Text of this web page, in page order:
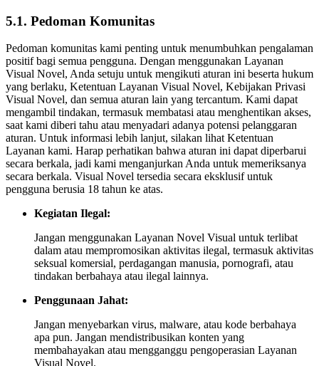
5.1. Pedoman Komunitas
Pedoman komunitas kami penting untuk menumbuhkan pengalaman
positif bagi semua pengguna. Dengan menggunakan Layanan
Visual Novel, Anda setuju untuk mengikuti aturan ini beserta hukum
yang berlaku, Ketentuan Layanan Visual Novel, Kebijakan Privasi
Visual Novel, dan semua aturan lain yang tercantum. Kami dapat
mengambil tindakan, termasuk membatasi atau menghentikan akses,
saat kami diberi tahu atau menyadari adanya potensi pelanggaran
aturan. Untuk informasi lebih lanjut, silakan lihat Ketentuan
Layanan kami. Harap perhatikan bahwa aturan ini dapat diperbarui
secara berkala, jadi kami menganjurkan Anda untuk memeriksanya
secara berkala. Visual Novel tersedia secara eksklusif untuk
pengguna berusia 18 tahun ke atas.
Kegiatan Ilegal:
Jangan menggunakan Layanan Novel Visual untuk terlibat
dalam atau mempromosikan aktivitas ilegal, termasuk aktivitas
seksual komersial, perdagangan manusia, pornografi, atau
tindakan berbahaya atau ilegal lainnya.
Penggunaan Jahat:
Jangan menyebarkan virus, malware, atau kode berbahaya
apa pun. Jangan mendistribusikan konten yang
membahayakan atau mengganggu pengoperasian Layanan
Visual Novel.